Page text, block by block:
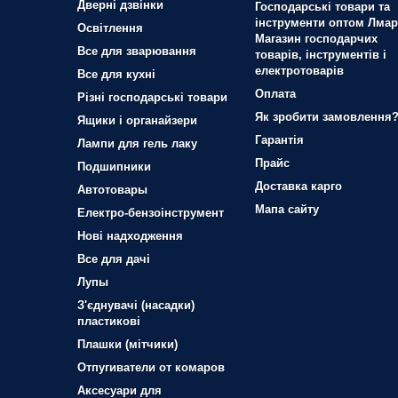
Дверні дзвінки
Освітлення
Все для зварювання
Все для кухні
Різні господарські товари
Ящики і органайзери
Лампи для гель лаку
Подшипники
Автотовары
Електро-бензоінструмент
Нові надходження
Все для дачі
Лупы
З'єднувачі (насадки)
пластикові
Плашки (мітчики)
Отпугиватели от комаров
Аксесуари для
Господарські товари та
інструменти оптом
Магазин господарчих
товарів, інструментів і
електротоварів
Оплата
Як зробити замовлення?
Гарантія
Прайс
Доставка карго
Мапа сайту